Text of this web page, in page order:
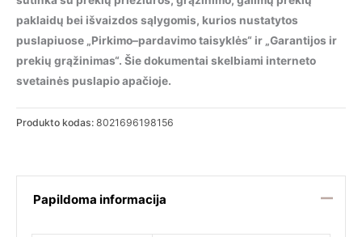
LINGOTTO
PL4,
198156
paklaidų bei išvaizdos sąlygomis, kurios nustatytos
puslapiuose „Pirkimo–pardavimo taisyklės“ ir „Garantijos ir
prekių grąžinimas“. Šie dokumentai skelbiami interneto
svetainės puslapio apačioje.
Produkto kodas: 8021696198156
Papildoma informacija